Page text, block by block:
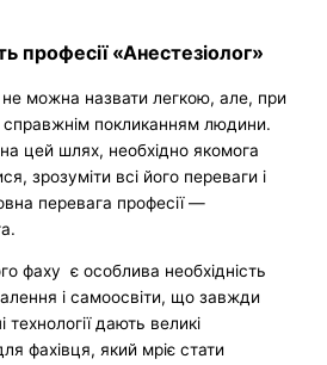
професії «Анестезіолог»
не можна назвати легкою, але, при
покликанням людини.
цей шлях, необхідно якомога
зрозуміти всі його переваги і
перевага професії —
фаху є особлива необхідність
і самоосвіти, що завжди
дають великі
фахівця, який мріє стати